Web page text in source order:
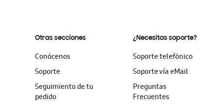
Otras secciones
Conócenos
Soporte
Seguimiento de tu
pedido
¿Necesitas soporte?
Soporte telefónico
Soporte vía eMail
Preguntas
Frecuentes